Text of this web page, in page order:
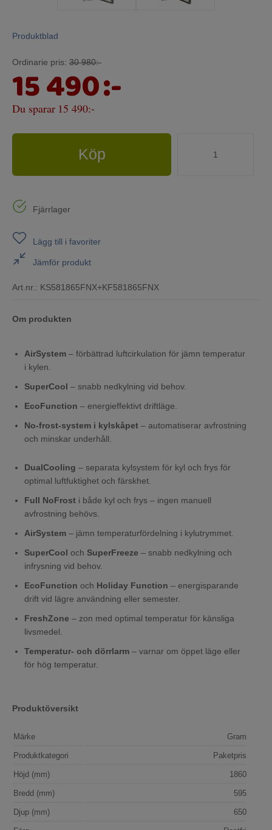
Produktblad
Ordinarie pris: 30 980:-
15 490:-
Du sparar 15 490:-
Köp
Fjärrlager
Lägg till i favoriter
Jämför produkt
Art.nr.: KS581865FNX+KF581865FNX
Om produkten
AirSystem – förbättrad luftcirkulation för jämn temperatur
i kylen.
SuperCool – snabb nedkylning vid behov.
EcoFunction – energieffektivt driftläge.
No-frost-system i kylskåpet – automatiserar avfrostning
och minskar underhåll.
DualCooling – separata kylsystem för kyl och frys för
optimal luftfuktighet och färskhet.
Full NoFrost i både kyl och frys – ingen manuell
avfrostning behövs.
AirSystem – jämn temperaturfördelning i kylutrymmet.
SuperCool och SuperFreeze – snabb nedkylning och
infrysning vid behov.
EcoFunction och Holiday Function – energisparande
drift vid lägre användning eller semester.
FreshZone – zon med optimal temperatur för känsliga
livsmedel.
Temperatur- och dörrlarm – varnar om öppet läge eller
för hög temperatur.
Produktöversikt
Märke Gram
Produktkategori Paketpris
Höjd (mm) 1860
Bredd (mm) 595
Djup (mm) 650